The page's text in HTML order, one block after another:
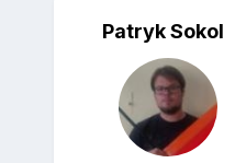
Patryk Sokol